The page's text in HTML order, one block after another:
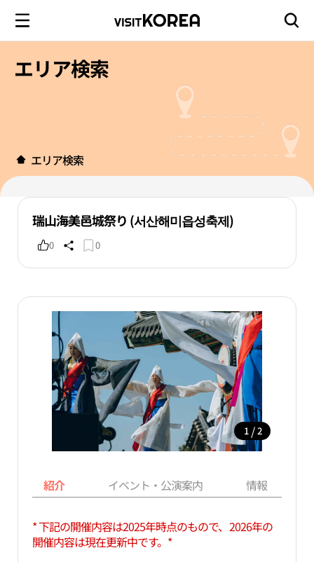
エリア検索
エリア検索
瑞山海美邑城祭り (서산해미읍성축제)
0 0
1 / 2
紹介 イベント・公演案内 情報
* 下記の開催内容は2025年時点のもので、2026年の
開催内容は現在更新中です。*